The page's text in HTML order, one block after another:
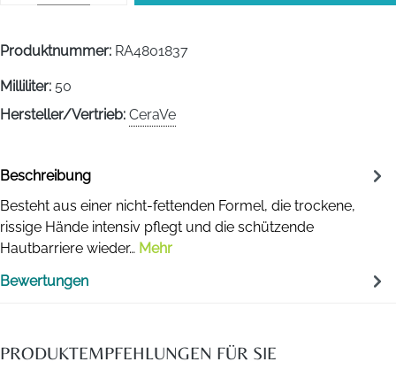
Produktnummer: RA4801837
Milliliter: 50
Hersteller/Vertrieb: CeraVe
Beschreibung
Besteht aus einer nicht-fettenden Formel, die trockene,
rissige Hände intensiv pflegt und die schützende
Hautbarriere wieder… Mehr
Bewertungen
PRODUKTEMPFEHLUNGEN FÜR SIE